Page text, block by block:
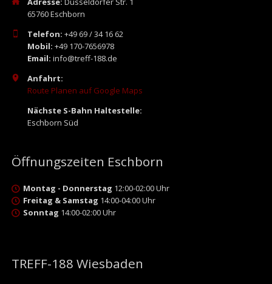
65760 Eschborn
Telefon: +49 69 / 34 16 62
Mobil: +49 170-7656978
Email: info@treff-188.de
Anfahrt:
Route Planen auf Google Maps
Nächste S-Bahn Haltestelle:
Eschborn Süd
Öffnungszeiten Eschborn
Montag - Donnerstag 12:00-02:00 Uhr
Freitag & Samstag 14:00-04:00 Uhr
Sonntag 14:00-02:00 Uhr
TREFF-188 Wiesbaden